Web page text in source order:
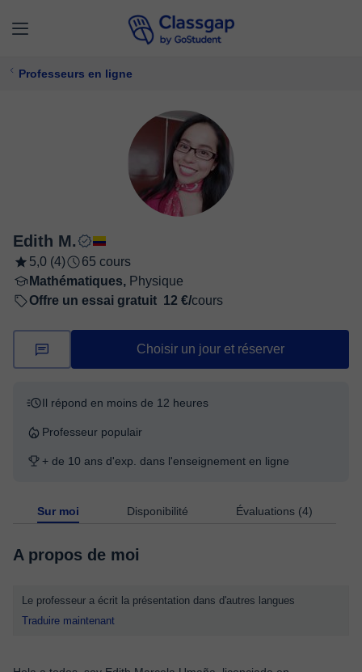
Professeurs en ligne
Edith M.
5,0 (4)
65 cours
Mathématiques, Physique
Offre un essai gratuit 12 €/cours
Choisir un jour et réserver
Il répond en moins de 12 heures
Professeur populair
+ de 10 ans d'exp. dans l'enseignement en ligne
Sur moi Disponibilité Évaluations (4)
A propos de moi
Le professeur a écrit la présentation dans d'autres langues
Traduire maintenant